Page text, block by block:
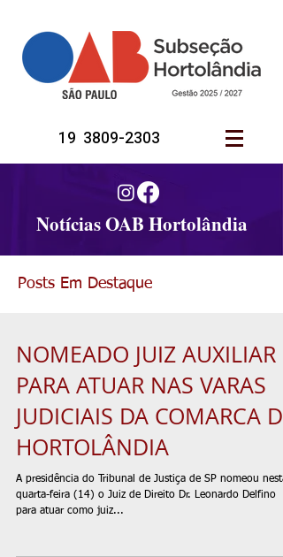
19 3809-2303
Notícias OAB Hortolândia
Posts Em Destaque
NOMEADO JUIZ AUXILIAR
PARA ATUAR NAS VARAS
JUDICIAIS DA COMARCA DE
HORTOLÂNDIA
A presidência do Tribunal de Justiça de SP nomeou nesta
quarta-feira (14) o Juiz de Direito Dr. Leonardo Delfino
para atuar como juiz...